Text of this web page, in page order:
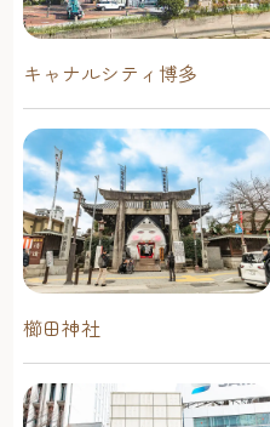
キャナルシティ博多
櫛田神社